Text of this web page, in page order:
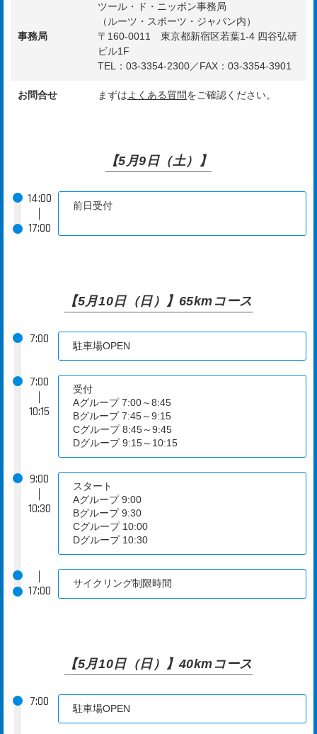
事務局
ツール・ド・ニッポン事務局
（ルーツ・スポーツ・ジャパン内）
〒160-0011 東京都新宿区若葉1-4 四谷弘研
ビル1F
TEL：03-3354-2300／FAX：03-3354-3901
お問合せ まずはよくある質問をご確認ください。
【5月9日（土）】
14:00
｜
17:00
前日受付
【5月10日（日）】65kmコース
7:00 駐車場OPEN
7:00
｜
10:15
受付
Aグループ 7:00～8:45
Bグループ 7:45～9:15
Cグループ 8:45～9:45
Dグループ 9:15～10:15
9:00
｜
10:30
スタート
Aグループ 9:00
Bグループ 9:30
Cグループ 10:00
Dグループ 10:30
｜
17:00
サイクリング制限時間
【5月10日（日）】40kmコース
7:00 駐車場OPEN